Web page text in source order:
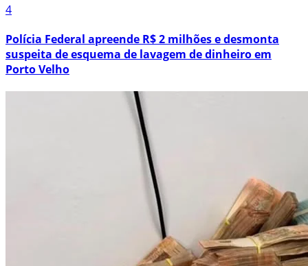
4
Polícia Federal apreende R$ 2 milhões e desmonta
suspeita de esquema de lavagem de dinheiro em
Porto Velho